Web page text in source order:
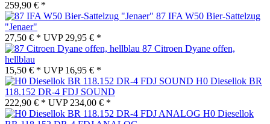
259,90 € *
87 IFA W50 Bier-Sattelzug
"Jenaer"
27,50 € * UVP 29,95 € *
87 Citroen Dyane offen,
hellblau
15,50 € * UVP 16,95 € *
H0 Diesellok BR
118.152 DR-4 FDJ SOUND
222,90 € * UVP 234,00 € *
H0 Diesellok